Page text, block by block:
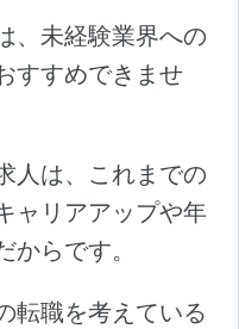
、未経験業界への
すすめできませ
人は、これまでの
ャリアアップや年
らです。
転職を考えている